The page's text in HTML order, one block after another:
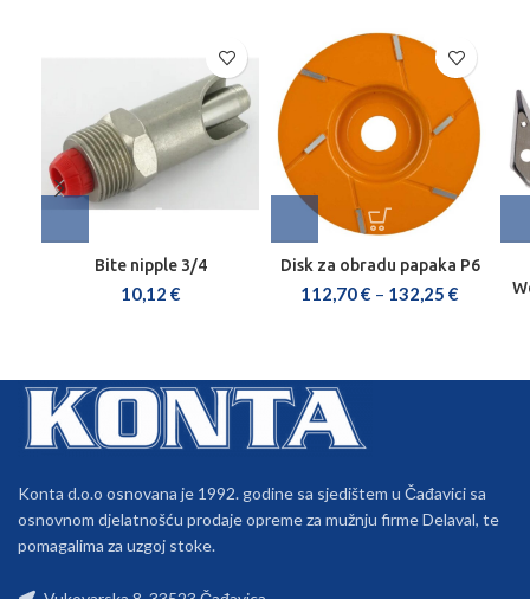
Bite nipple 3/4
10,12 €
Disk za obradu papaka P6
112,70€ – 132,25 €
Konta d.o.o osnovana je 1992. godine sa sjedištem u Čađavici sa
osnovnom djelatnošću prodaje opreme za mužnju firme Delaval, te
pomagalima za uzgoj stoke.